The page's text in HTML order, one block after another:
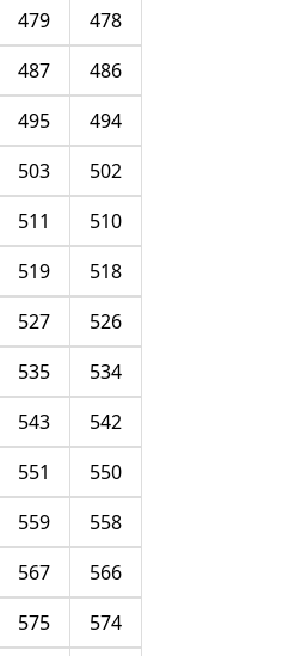
478
479
486
487
494
495
502
503
510
511
518
519
526
527
534
535
542
543
550
551
558
559
566
567
574
575